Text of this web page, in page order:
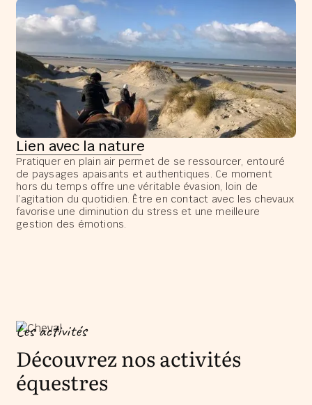
Lien avec la nature
Pratiquer en plain air permet de se ressourcer, entouré
de paysages apaisants et authentiques. Ce moment
hors du temps offre une véritable évasion, loin de
l’agitation du quotidien. Être en contact avec les chevaux
favorise une diminution du stress et une meilleure
gestion des émotions.
Les activités
Découvrez nos activités
équestres